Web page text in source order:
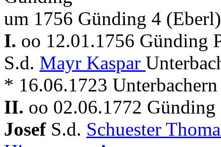
um 1756 Günding 4 (Eberl)
I. oo 12.01.1756
S.d. Mayr Kaspar
* 16.06.1723
II. oo 02.06.1772
Josef S.d. Schuester